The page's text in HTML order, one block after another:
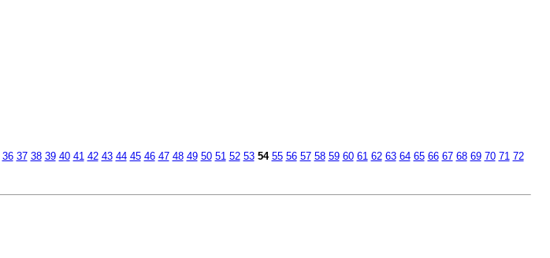
36 37 38 39 40 41 42 43 44 45 46 47 48 49 50 51 52 53 54 55 56 57 58 59 60 61 62 63 64 65 66 67 68 69 70 71 72